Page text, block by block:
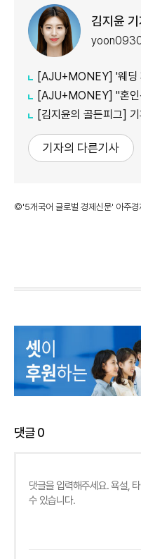
김지윤
[AJU+MONEY] '웨딩 페널티'
[AJU+MONEY] "혼인신고,
[김지윤의 골든피그] 기후동행카드
기자의 다른기사
©'5개국어 글로벌 경제신문' 아주경
댓글0